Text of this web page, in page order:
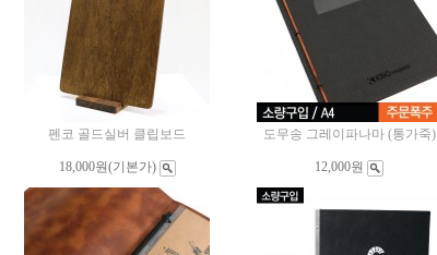
펜코 골드실버 클립보드
18,000원(기본가)
도무송 그레이파나마 (통가죽)
12,000원